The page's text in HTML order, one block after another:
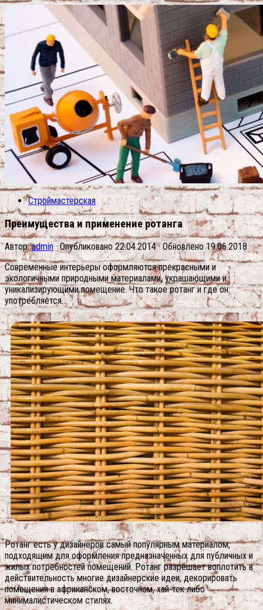
Строймастерская
Преимущества и применение ротанга
Автор:admin · Опубликовано 22.04.2014· Обновлено19.06.2018
Современные интерьеры оформляются прекрасными и
экологичными природными материалами, украшающими и
уникализирующими помещение. Что такое ротанг и где он
употребляется…
Ротанг есть у дизайнеров самый популярным материалом,
подходящим для оформления предназначенных для публичных и
жилых потребностей помещений. Ротанг разрешает воплотить в
действительность многие дизайнерские идеи, декорировать
помещения в африканском, восточном, хай-тек либо
минималистическом стилях.